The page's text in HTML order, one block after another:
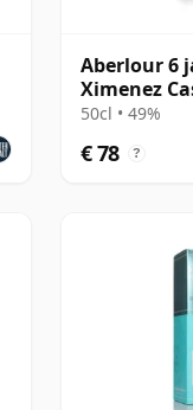
Aberlour 6
Ximenez
(Darkness)
50cl • 49%
€ 78 ?